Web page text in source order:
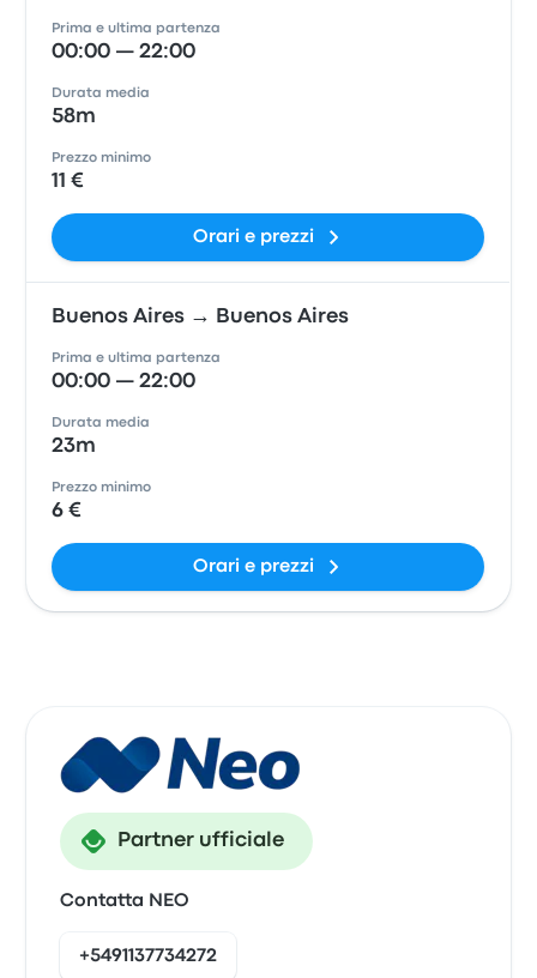
Prima e ultima partenza
00:00 — 22:00
Durata media
58m
Prezzo minimo
11 €
Orari e prezzi
Buenos Aires → Buenos Aires
Prima e ultima partenza
00:00 — 22:00
Durata media
23m
Prezzo minimo
6 €
Orari e prezzi
Partner ufficiale
Contatta NEO
+5491137734272